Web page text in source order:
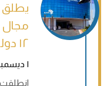
يطلق
مجال
١٢ دولة إفريقية
١ ديسمبر ٢٠٢١
انطلقت